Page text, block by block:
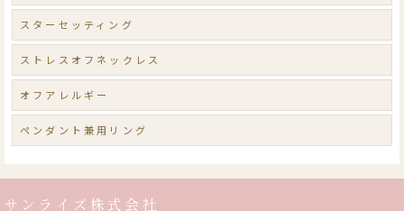
スターセッティング
ストレスオフネックレス
オフアレルギー
ペンダント兼用リング
サンライズ株式会社